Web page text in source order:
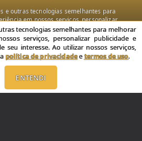
e outras tecnologias semelhantes para
em nossos serviços, personalizar
conteúdo de seu interesse. Ao utilizar
com nossa política de privacidade e
termos de uso.
Privacidade Termos de uso
tecnologias semelhantes para melhorar
serviços, personalizar publicidade e
seu interesse. Ao utilizar nossos serviços,
política de privacidadeetermos de uso.
ENTENDI